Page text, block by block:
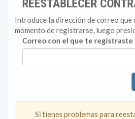
REESTABLECER
Introduce la dirección de correo que
momento de registrarse, luego
Correo con el que te registraste
Si tienes problemas para